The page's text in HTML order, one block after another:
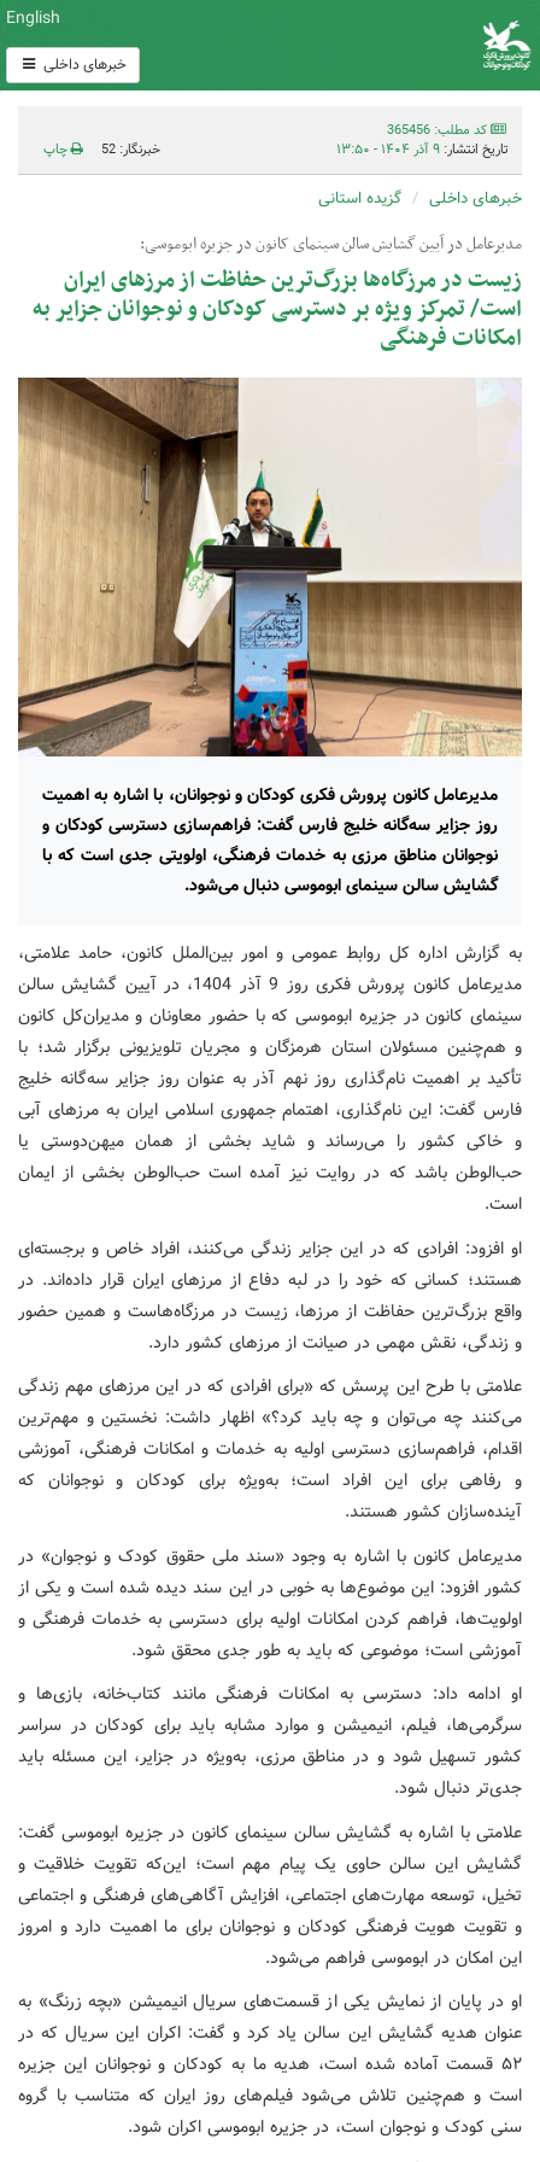
English
خبرهای داخلی
کد مطلب: 365456
تاریخ انتشار: ۹ آذر ۱۴۰۴ - ۱۳:۵۰ خبرنگار: 52 چاپ
خبرهای داخلی گزیده استانی
مدیرعامل در آیین گشایش سالن سینمای کانون در جزیره ابوموسی:
زیست در مرزگاه‌ها بزرگ‌ترین حفاظت از مرزهای ایران
است/ تمرکز ویژه بر دسترسی کودکان و نوجوانان جزایر به
امکانات فرهنگی
مدیرعامل کانون پرورش فکری کودکان و نوجوانان، با اشاره به اهمیت
روز جزایر سه‌گانه خلیج فارس گفت: فراهم‌سازی دسترسی کودکان و
نوجوانان مناطق مرزی به خدمات فرهنگی، اولویتی جدی است که با
گشایش سالن سینمای ابوموسی دنبال می‌شود.
به گزارش اداره کل روابط عمومی و امور بین‌الملل کانون، حامد علامتی،
مدیرعامل کانون پرورش فکری روز 9 آذر 1404، در آیین گشایش سالن
سینمای کانون در جزیره ابوموسی که با حضور معاونان و مدیران‌کل کانون
و هم‌چنین مسئولان استان هرمزگان و مجریان تلویزیونی برگزار شد؛ با
تأکید بر اهمیت نام‌گذاری روز نهم آذر به عنوان روز جزایر سه‌گانه خلیج
فارس گفت: این نام‌گذاری، اهتمام جمهوری اسلامی ایران به مرزهای آبی
و خاکی کشور را می‌رساند و شاید بخشی از همان میهن‌دوستی یا
حب‌الوطن باشد که در روایت نیز آمده است حب‌الوطن بخشی از ایمان
است.
او افزود: افرادی که در این جزایر زندگی می‌کنند، افراد خاص و برجسته‌ای
هستند؛ کسانی که خود را در لبه دفاع از مرزهای ایران قرار داده‌اند. در
واقع بزرگ‌ترین حفاظت از مرزها، زیست در مرزگاه‌هاست و همین حضور
و زندگی، نقش مهمی در صیانت از مرزهای کشور دارد.
علامتی با طرح این پرسش که «برای افرادی که در این مرزهای مهم زندگی
می‌کنند چه می‌توان و چه باید کرد؟» اظهار داشت: نخستین و مهم‌ترین
اقدام، فراهم‌سازی دسترسی اولیه به خدمات و امکانات فرهنگی، آموزشی
و رفاهی برای این افراد است؛ به‌ویژه برای کودکان و نوجوانان که
آینده‌سازان کشور هستند.
مدیرعامل کانون با اشاره به وجود «سند ملی حقوق کودک و نوجوان» در
کشور افزود: این موضوع‌ها به خوبی در این سند دیده شده است و یکی از
اولویت‌ها، فراهم کردن امکانات اولیه برای دسترسی به خدمات فرهنگی و
آموزشی است؛ موضوعی که باید به طور جدی محقق شود.
او ادامه داد: دسترسی به امکانات فرهنگی مانند کتاب‌خانه، بازی‌ها و
سرگرمی‌ها، فیلم، انیمیشن و موارد مشابه باید برای کودکان در سراسر
کشور تسهیل شود و در مناطق مرزی، به‌ویژه در جزایر، این مسئله باید
جدی‌تر دنبال شود.
علامتی با اشاره به گشایش سالن سینمای کانون در جزیره ابوموسی گفت:
گشایش این سالن حاوی یک پیام مهم است؛ این‌که تقویت خلاقیت و
تخیل، توسعه مهارت‌های اجتماعی، افزایش آگاهی‌های فرهنگی و اجتماعی
و تقویت هویت فرهنگی کودکان و نوجوانان برای ما اهمیت دارد و امروز
این امکان در ابوموسی فراهم می‌شود.
او در پایان از نمایش یکی از قسمت‌های سریال انیمیشن «بچه زرنگ» به
عنوان هدیه گشایش این سالن یاد کرد و گفت: اکران این سریال که در
۵۲ قسمت آماده شده است، هدیه ما به کودکان و نوجوانان این جزیره
است و هم‌چنین تلاش می‌شود فیلم‌های روز ایران که متناسب با گروه
سنی کودک و نوجوان است، در جزیره ابوموسی اکران شود.